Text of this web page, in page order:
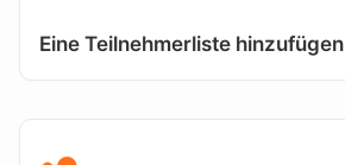
Eine Teilnehmerliste hinzufügen